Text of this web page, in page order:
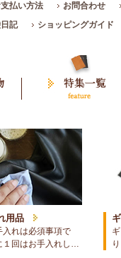
払い方法 お問合わせ
記
ショッピングガイド
用品
入れは必須事項で
１回はお手入れし…